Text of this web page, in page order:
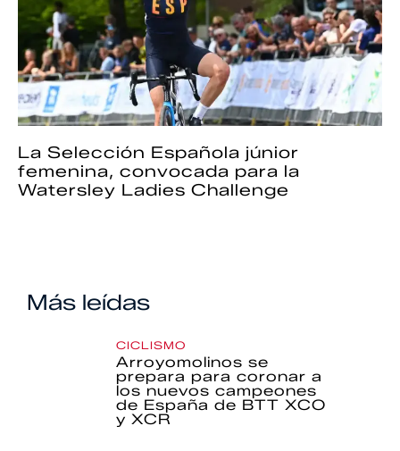
La Selección Española júnior
femenina, convocada para la
Watersley Ladies Challenge
Más leídas
CICLISMO
Arroyomolinos se
prepara para coronar a
los nuevos campeones
de España de BTT XCO
y XCR